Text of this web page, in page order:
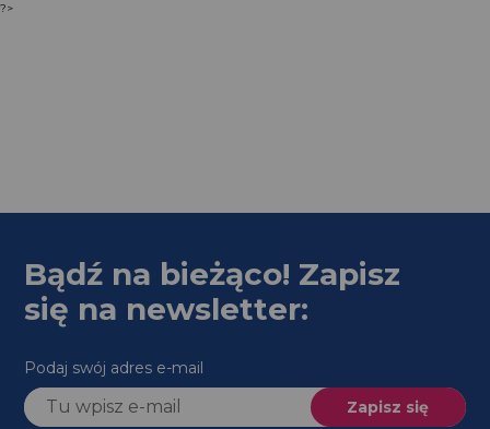
?>
Bądź na bieżąco! Zapisz
się na newsletter:
Podaj swój adres e-mail